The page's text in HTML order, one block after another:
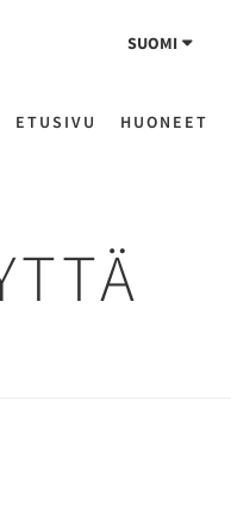
SUOMI
ETUSIVU HUONEET